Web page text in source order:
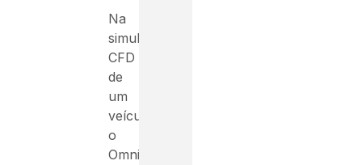
Na
simulação
CFD
de
um
veículo,
o
Omniverse